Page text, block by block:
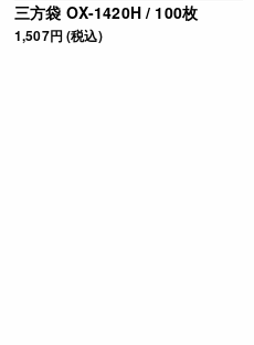
三方袋 OX-1420H / 100枚
1,507円 (税込)